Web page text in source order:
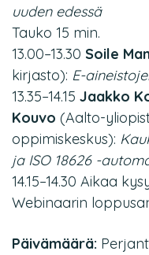
uuden edessä
Tauko 15 min.
13.00–13.30 Soile
kirjasto): E-
13.35–14.15 Jaakko
Kouvo (Aalto-
oppimiskeskus):
ja ISO 18626 -
14.15–14.30 Aikaa
Webinaarin
Päivämäärä: